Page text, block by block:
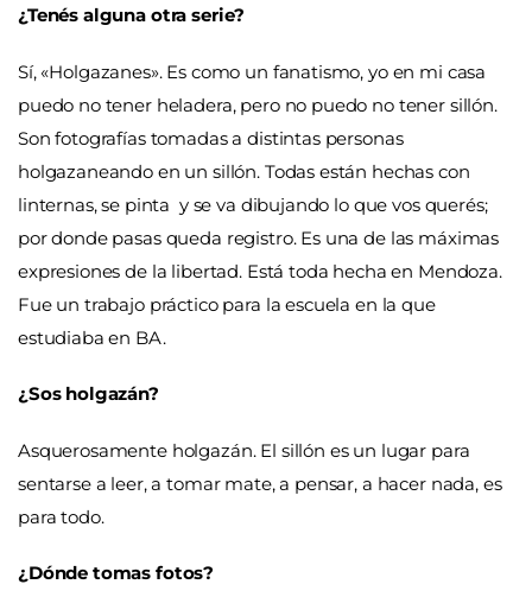
¿Tenés alguna otra serie?
Sí, «Holgazanes». Es como un fanatismo, yo en mi casa
puedo no tener heladera, pero no puedo no tener sillón.
Son fotografías tomadas a distintas personas
holgazaneando en un sillón. Todas están hechas con
linternas, se pinta y se va dibujando lo que vos querés;
por donde pasas queda registro. Es una de las máximas
expresiones de la libertad. Está toda hecha en Mendoza.
Fue un trabajo práctico para la escuela en la que
estudiaba en BA.
¿Sos holgazán?
Asquerosamente holgazán. El sillón es un lugar para
sentarse a leer, a tomar mate, a pensar, a hacer nada, es
para todo.
¿Dónde tomas fotos?